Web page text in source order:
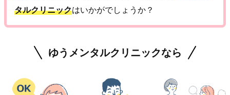
タルクリニックはいかがでしょうか？
ゆうメンタルクリニックなら